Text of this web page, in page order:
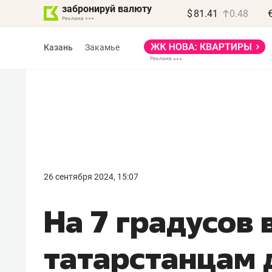
забронируй валюту $ 81.41 0.48
Казань Закамье
26 сентября 2024, 15:07
На 7
татарстанцам
правил, бизнес может
потерять минимум